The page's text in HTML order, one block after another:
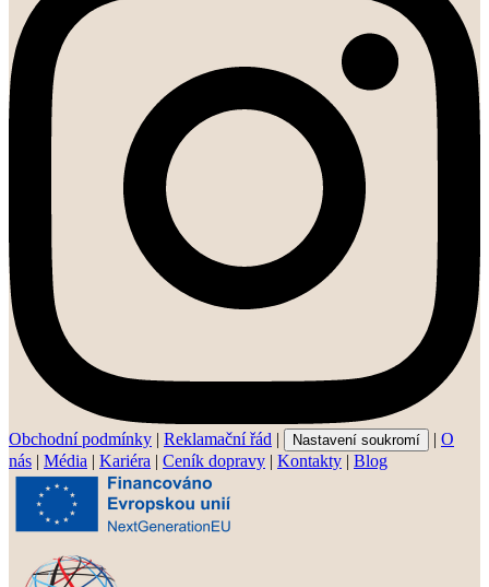
Obchodní podmínky | Reklamační řád | Nastavení soukromí | O
nás | Média | Kariéra | Ceník dopravy | Kontakty | Blog